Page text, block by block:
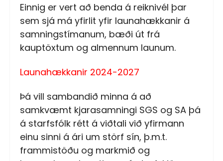
Einnig er vert að benda á reiknivél þar
sem sjá má yfirlit yfir launahækkanir á
samningstímanum, bæði út frá
kauptöxtum og almennum launum.
Launahækkanir 2024-2027
Þá vill sambandið minna á að
samkvæmt kjarasamningi SGS og SA þá
á starfsfólk rétt á viðtali við yfirmann
einu sinni á ári um störf sín, þ.m.t.
frammistöðu og markmið og